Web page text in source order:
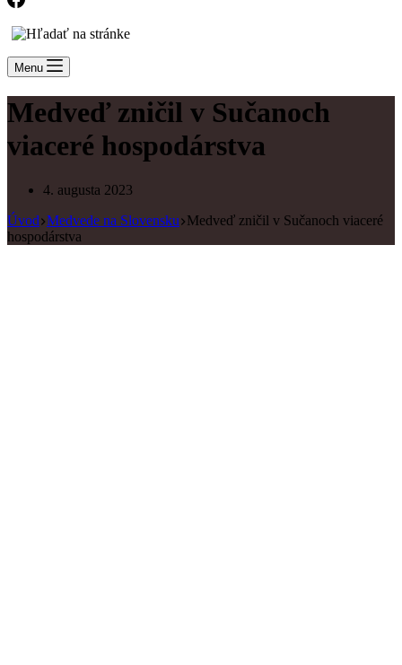
Menu
Medveď zničil v Sučanoch
viaceré hospodárstva
4. augusta 2023
Úvod Medvede na Slovensku Medveď zničil v Sučanoch viaceré
hospodárstva